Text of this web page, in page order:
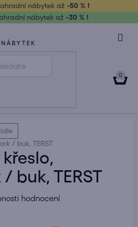
nábytek až-50 % !
nábytek až -30 % !
/ buk, TERST
buk, TERST
hodnocení